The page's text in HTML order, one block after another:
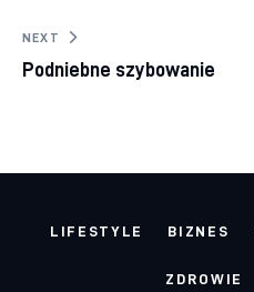
NEXT
Podniebne szybowanie
LIFESTYLE BIZNES
ZDROWIE